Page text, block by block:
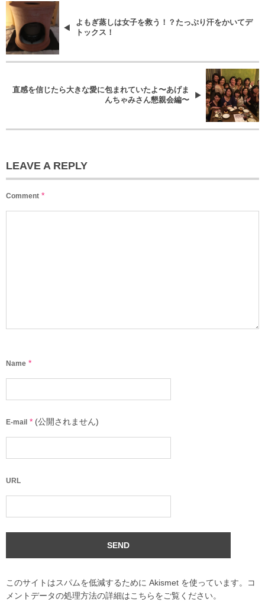
よもぎ蒸しは女子を救う！？たっぷり汗をかいてデ
トックス！
直感を信じたら大きな愛に包まれていたよ〜あげま
んちゃみさん懇親会編〜
LEAVE A REPLY
Comment *
Name *
E-mail * (公開されません)
URL
このサイトはスパムを低減するために Akismet を使っています。
コ
メントデータの処理方法の詳細はこちらをご覧ください。